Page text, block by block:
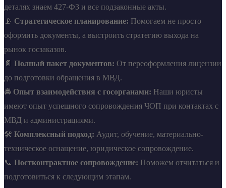
деталях знаем 427-ФЗ и все подзаконные акты.
📡 Стратегическое планирование: Помогаем не просто
оформить документы, а выстроить стратегию выхода на
рынок госзаказов.
📄 Полный пакет документов: От переоформления лицензии
до подготовки обращения в МВД.
🚔 Опыт взаимодействия с госорганами: Наши юристы
имеют опыт успешного сопровождения ЧОП при контактах с
МВД и администрациями.
🛠️ Комплексный подход: Аудит, обучение, материально-
техническое оснащение, юридическое сопровождение.
📞 Постконтрактное сопровождение: Поможем отчитаться и
подготовиться к следующим этапам.